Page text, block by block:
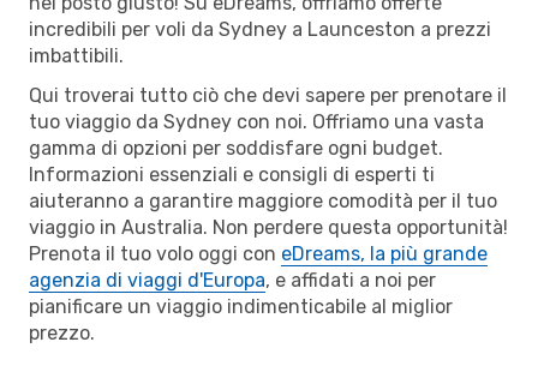
incredibili per voli da Sydney a Launceston a prezzi
imbattibili.
Qui troverai tutto ciò che devi sapere per prenotare il
tuo viaggio da Sydney con noi. Offriamo una vasta
gamma di opzioni per soddisfare ogni budget.
Informazioni essenziali e consigli di esperti ti
aiuteranno a garantire maggiore comodità per il tuo
viaggio in Australia. Non perdere questa opportunità!
Prenota il tuo volo oggi con eDreams, la più grande
agenzia di viaggi d'Europa, e affidati a noi per
pianificare un viaggio indimenticabile al miglior
prezzo.